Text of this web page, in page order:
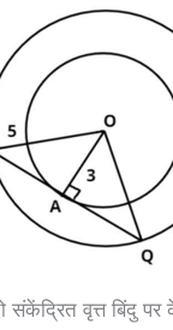
संकेंद्रित वृत्त बिंदु